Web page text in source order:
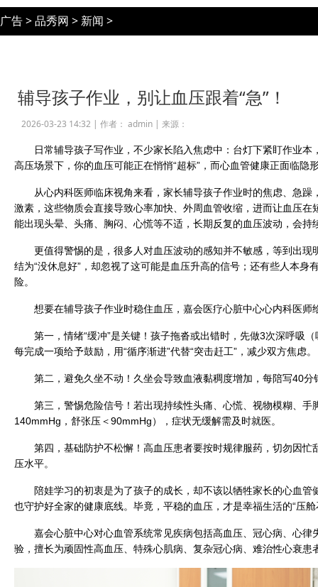
广告>品秀网 > 新闻 >
辅导孩子作业，别让血压跟着“急”！
2026-03-23 14:32 | 作者： admin| 来源：
日常辅导孩子写作业，不少家长陷入焦虑中：台灯下紧盯作业
高压场景下，你的血压可能正在悄悄“超标”，而心血管健康正面临隐
从心内科医师临床视角来看，家长辅导孩子作业时的焦虑、急
激素，这些物质会直接导致心率加快、外周血管收缩，进而让血压
能出现头晕、头痛、胸闷、心慌等不适，长期反复的血压波动，会
更值得警惕的是，很多人对血压波动的感知并不敏感，等到出
结为“没休息好”，却忽视了这可能是血压升高的信号；还有些人本
险。
想要在辅导孩子作业时稳住血压，嘉会医疗心脏中心心内科医师
第一，情绪“缓冲”是关键！孩子拖沓或出错时，先做3次深呼吸
每完成一项给予鼓励，用“循序渐进”代替“突击赶工”，减少双方焦虑。
第二，避免久坐不动！久坐会导致血液黏稠度增加，每陪写40
第三，警惕危险信号！若出现持续性头痛、心慌、视物模糊、
140mmHg，舒张压＜90mmHg），症状无缓解需及时就医。
第四，基础防护不松懈！高血压患者要按时规律服药，切勿因
压水平。
陪娃学习的初衷是为了孩子的成长，却不该以牺牲家长的心血
也守护好全家的健康底线。毕竟，平稳的血压，才是幸福生活的“压舱
嘉会心脏中心对心血管系统常见疾病包括高血压、冠心病、心
验，擅长为顽固性高血压、特殊心肌病、复杂冠心病、难治性心衰患